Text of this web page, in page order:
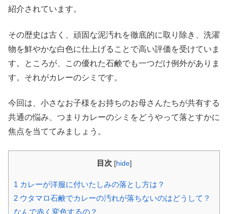
紹介されています。
その歴史は古く、頑固な泥汚れを徹底的に取り除き、洗濯
物を鮮やかな白色に仕上げることで高い評価を受けていま
す。ところが、この優れた石鹸でも一つだけ例外がありま
す。それがカレーのシミです。
今回は、小さなお子様をお持ちのお母さんたちが共有する
共通の悩み、つまりカレーのシミをどうやって落とすかに
焦点を当ててみましょう。
目次 [hide]
1 カレーが洋服に付いたしみの落とし方は？
2 ウタマロ石鹸でカレーの汚れが落ちないのはどうして？
なんで赤く変色するの？